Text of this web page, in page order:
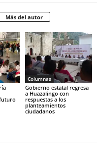
Más del autor
Columnas
Gobierno estatal regresa
a Huazalingo con
respuestas a los
planteamientos
ciudadanos